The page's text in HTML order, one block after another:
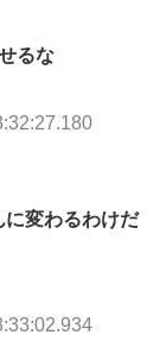
るな
変わるわけだ